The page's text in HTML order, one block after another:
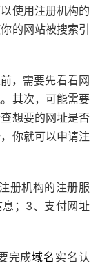
使用注册机构的
的网站被搜索引
，需要先看看网
其次，可能需要
想要的网址是否
你就可以申请注
册机构的注册服
；3、支付网址
完成域名 实名认